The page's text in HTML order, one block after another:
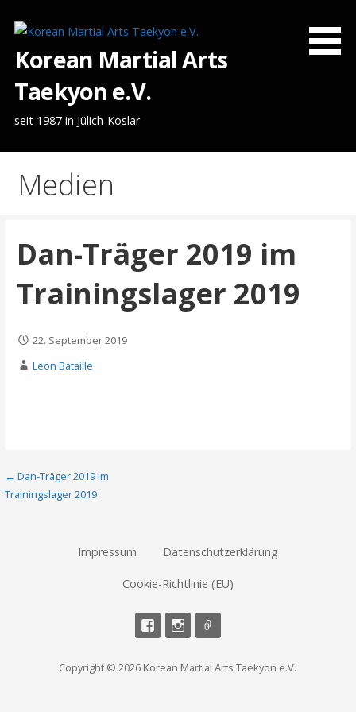
Inhalt
springenKorean Martial Arts
Taekyon e.V.
seit 1987 in Jülich-Koslar
Medien
Dan-Träger 2019 im
Trainingslager 2019
22. September 2019
Leon Bataille
Beitragsnavigation
← Dan-Träger 2019 im
Trainingslager 2019
Impressum Datenschutzerklärung
Cookie-Richtlinie (EU)
Copyright © 2026 Korean Martial Arts Taekyon e.V.